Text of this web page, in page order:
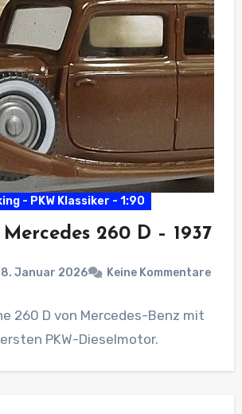
- PKW Klassiker - 1:90
260 D – 1937
Januar 2026 Keine Kommentare
260 D von Mercedes-Benz mit
PKW-Dieselmotor.